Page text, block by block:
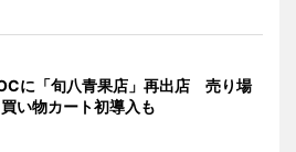
に「旬八青果店」再出店 売り場
い物カート初導入も